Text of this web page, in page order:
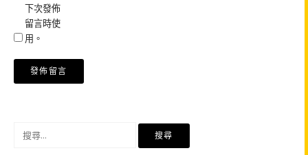
下次發佈
留言時使
用。